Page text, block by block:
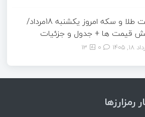
قیمت طلا و سکه امروز یکشنبه 18مرداد/
قیمت ها + جدول و جزئیات
۱۴۰۵ 13
رمزارزها